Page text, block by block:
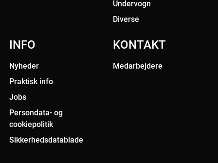
Undervogn
Diverse
INFO
Nyheder
Praktisk info
Jobs
Persondata- og
cookiepolitik
Sikkerhedsdatablade
KONTAKT
Medarbejdere